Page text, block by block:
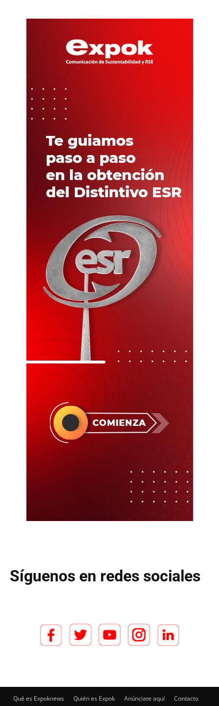
Síguenos en redes sociales
Qué es Expoknews Quién es Expok Anúnciate aquí
Contacto